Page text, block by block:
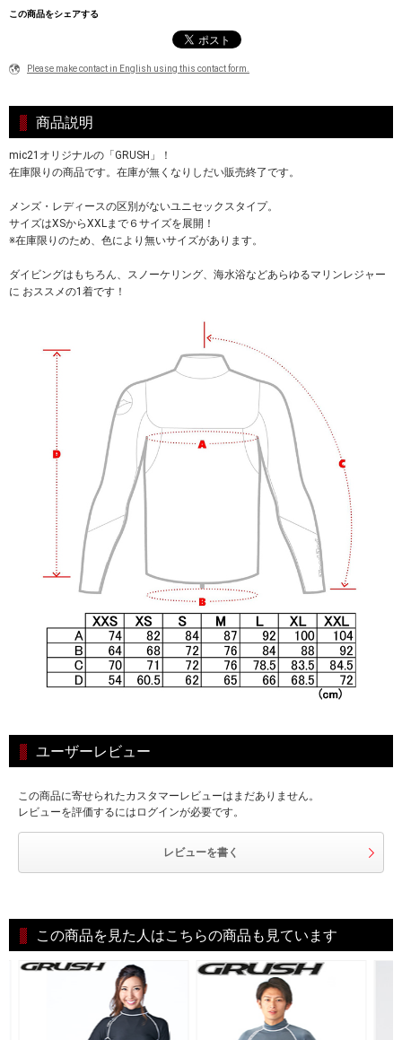
この商品をシェアする
Please make contact in English using this contact form.
商品説明
mic21オリジナルの「GRUSH」！
在庫限りの商品です。在庫が無くなりしだい販売終了です。
メンズ・レディースの区別がないユニセックスタイプ。
サイズはXSからXXLまで６サイズを展開！
※在庫限りのため、色により無いサイズがあります。
ダイビングはもちろん、スノーケリング、海水浴などあらゆるマリンレジャー
に おススメの1着です！
ユーザーレビュー
この商品に寄せられたカスタマーレビューはまだありません。
レビューを評価するにはログインが必要です。
レビューを書く
この商品を見た人はこちらの商品も見ています